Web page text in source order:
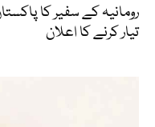
رومانیہ کے سفیر کا
تیار کرنے کا اعلان